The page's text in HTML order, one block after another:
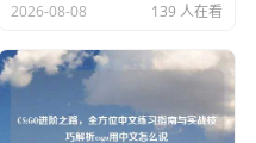
2026-08-08 139 人在看